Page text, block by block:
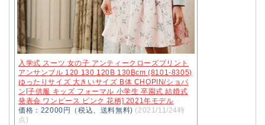
入学式 スーツ 女の子 アンティークローズプリント
アンサンブル 120 130 120B 130Bcm (8101-8305)
ゆったりサイズ 大きいサイズ B体 CHOPIN/ショパ
ン[子供服 キッズ フォーマル 小学生 卒園式 結婚式
発表会 ワンピース ピンク 花柄] 2021年モデル
価格：22000円（税込、送料無料) (2021/11/24時
点)